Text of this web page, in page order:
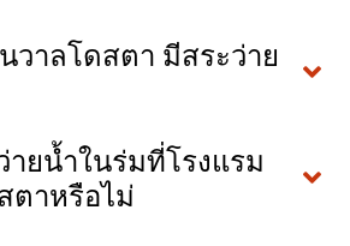
วาลโดสตา มีสระว่าย
ายน้ำในร่มที่โรงแรม
ตาหรือไม่